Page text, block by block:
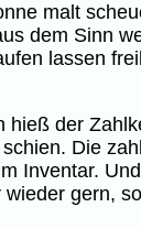
malt
dem Sinn
lassen
hieß der
Die
Inventar.
gern,